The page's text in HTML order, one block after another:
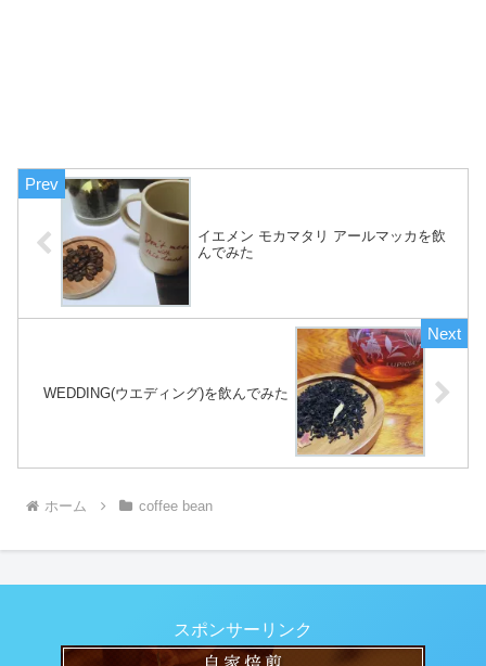
イエメン モカマタリ アールマッカを飲
んでみた
WEDDING(ウエディング)を飲んでみた
ホーム coffee bean
スポンサーリンク